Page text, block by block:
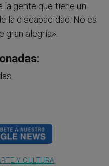
la gente que tiene un
la discapacidad. No es
gran alegría».
Y CULTURA